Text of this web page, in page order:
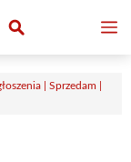
| Sprzedam |